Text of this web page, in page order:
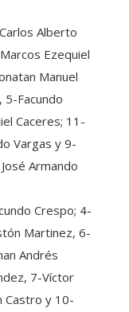
Alberto
Ezequiel
Manuel
5-Facundo
Caceres; 11-
Vargas y 9-
Armando
Crespo; 4-
Martinez, 6-
Andrés
7-Víctor
Castro y 10-